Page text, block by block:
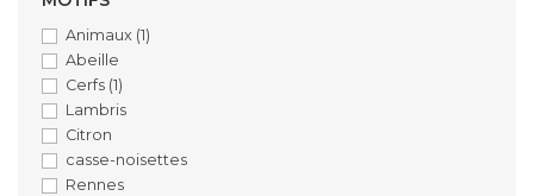
Animaux (1)
Abeille
Cerfs (1)
Lambris
Citron
casse-noisettes
Rennes